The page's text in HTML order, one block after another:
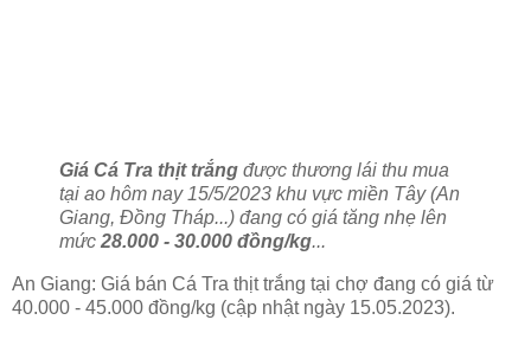
Giá Cá Tra thịt trắng được thương lái thu mua
tại ao hôm nay 15/5/2023 khu vực miền Tây (An
Giang, Đồng Tháp...) đang có giá tăng nhẹ lên
mức28.000 - 30.000 đồng/kg...
An Giang: Giá bán Cá Tra thịt trắng tại chợ đang có giá từ
40.000 - 45.000 đồng/kg (cập nhật ngày 15.05.2023).